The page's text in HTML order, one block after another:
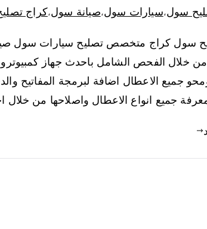
سول،سيارات سول،صيانة سول،كراج
سول كراج متخصص تصليح سيارات سول
خلال الفحص الشامل باحدث جهاز
جميع الاعطال اضافة لبرمجة المفاتيح
جميع انواع الاعطال واصلاحها من